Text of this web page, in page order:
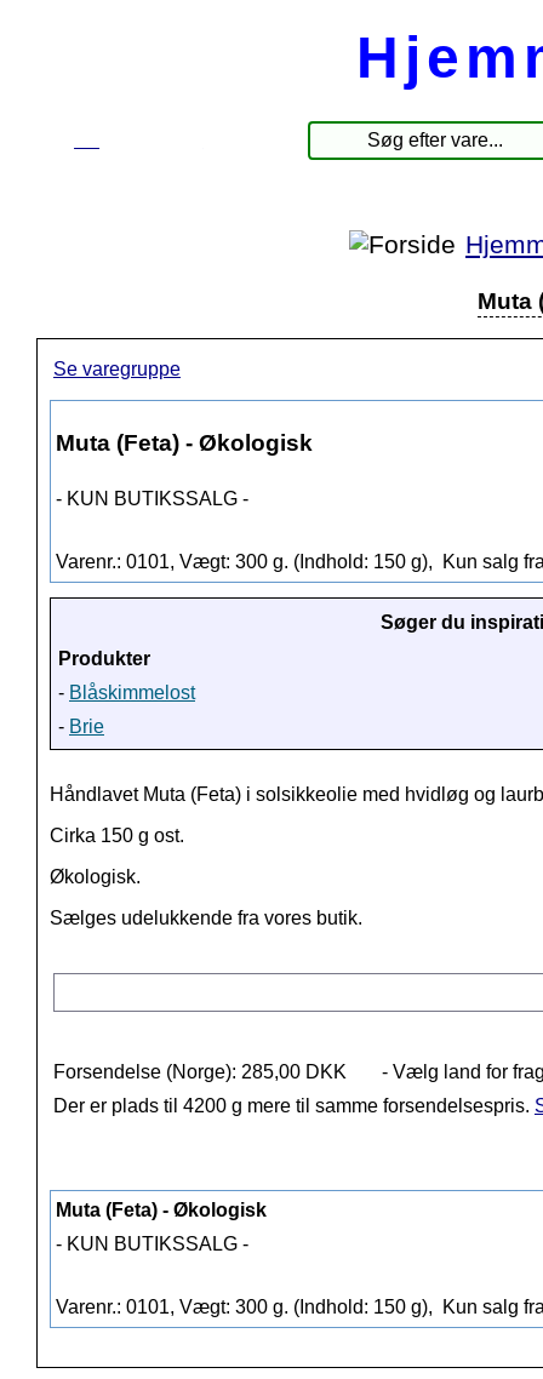
Muta
Se varegruppe
Muta (Feta) - Økologisk
- KUN BUTIKSSALG -
Varenr.: 0101, Vægt: 300 g. (Indhold: 150 g), Kun salg
Søger du
Produkter
- Blåskimmelost
- Brie
Håndlavet Muta (Feta) i solsikkeolie med hvidløg og
Cirka 150 g ost.
Økologisk.
Sælges udelukkende fra vores butik.
Forsendelse (Norge): 285,00 DKK
- Vælg land for
Der er plads til 4200 g mere til samme forsendelsespris.
Muta (Feta) - Økologisk
- KUN BUTIKSSALG -
Varenr.: 0101, Vægt: 300 g. (Indhold: 150 g), Kun salg